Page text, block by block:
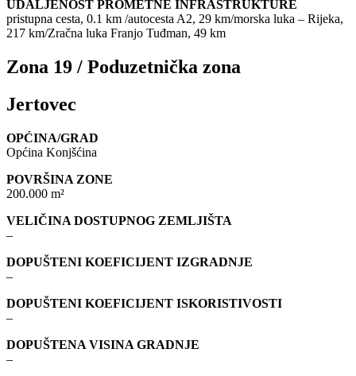
UDALJENOST PROMETNE INFRASTRUKTURE
pristupna cesta, 0.1 km /autocesta A2, 29 km/morska luka – Rijeka,
217 km/Zračna luka Franjo Tuđman, 49 km
Zona 19 / Poduzetnička zona
Jertovec
OPĆINA/GRAD
Općina Konjšćina
POVRŠINA ZONE
200.000 m²
VELIČINA DOSTUPNOG ZEMLJIŠTA
–
DOPUŠTENI KOEFICIJENT IZGRADNJE
–
DOPUŠTENI KOEFICIJENT ISKORISTIVOSTI
–
DOPUŠTENA VISINA GRADNJE
–